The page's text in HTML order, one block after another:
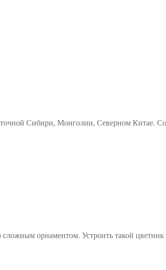
Сибири, Монголии, Северном Китае.
орнаментом. Устроить такой